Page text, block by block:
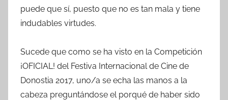
puede que sí, puesto que no es tan mala y tiene
indudables virtudes.
Sucede que como se ha visto en la Competición
¡OFICIAL! del Festiva Internacional de Cine de
Donostia 2017, uno/a se echa las manos a la
cabeza preguntándose el porqué de haber sido